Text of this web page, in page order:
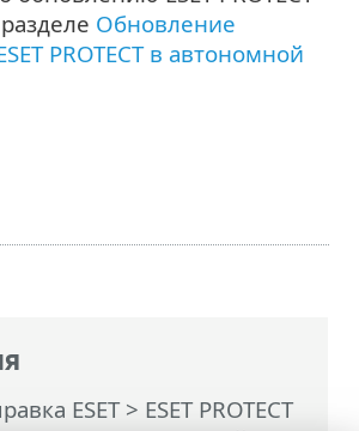
ESET> ESET PROTECT
Обновление
PROTECT в автономной